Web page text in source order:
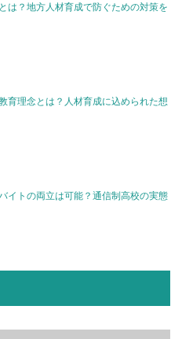
は？地方人材育成で防ぐための対策を
育理念とは？人材育成に込められた想
イトの両立は可能？通信制高校の実態